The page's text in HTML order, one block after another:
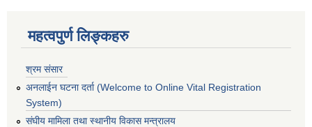
महत्वपुर्ण लिङ्कहरु
श्रम संसार
अनलाईन घटना दर्ता (Welcome to Online Vital Registration
System)
संघीय मामिला तथा स्थानीय विकास मन्त्रालय